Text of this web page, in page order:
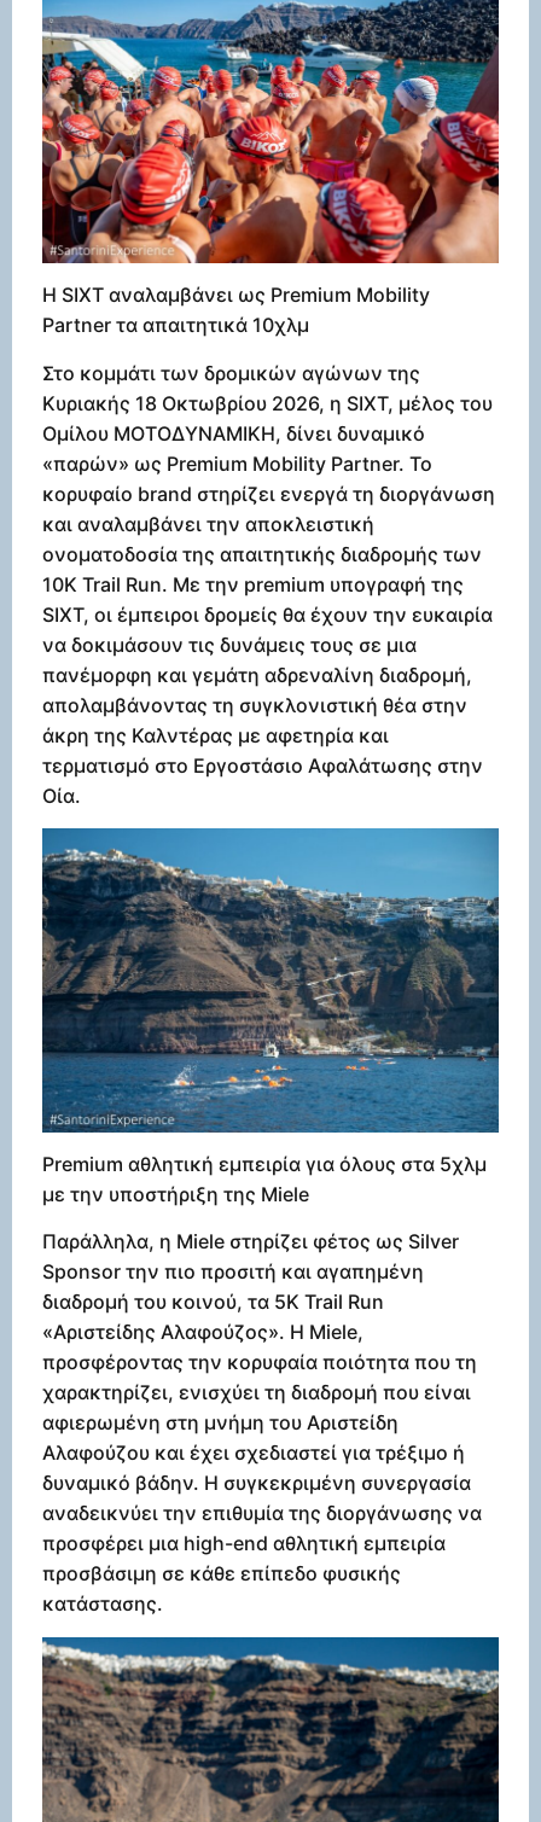
Η SIXT αναλαμβάνει ως Premium Mobility
Partner τα απαιτητικά 10χλμ
Στο κομμάτι των δρομικών αγώνων της
Κυριακής 18 Οκτωβρίου 2026, η SIXT, μέλος του
Ομίλου ΜΟΤΟΔΥΝΑΜΙΚΗ, δίνει δυναμικό
«παρών» ως Premium Mobility Partner. Το
κορυφαίο brand στηρίζει ενεργά τη διοργάνωση
και αναλαμβάνει την αποκλειστική
ονοματοδοσία της απαιτητικής διαδρομής των
10K Trail Run. Με την premium υπογραφή της
SIXT, οι έμπειροι δρομείς θα έχουν την ευκαιρία
να δοκιμάσουν τις δυνάμεις τους σε μια
πανέμορφη και γεμάτη αδρεναλίνη διαδρομή,
απολαμβάνοντας τη συγκλονιστική θέα στην
άκρη της Καλντέρας με αφετηρία και
τερματισμό στο Εργοστάσιο Αφαλάτωσης στην
Οία.
Premium αθλητική εμπειρία για όλους στα 5χλμ
με την υποστήριξη της Miele
Παράλληλα, η Miele στηρίζει φέτος ως Silver
Sponsor την πιο προσιτή και αγαπημένη
διαδρομή του κοινού, τα 5K Trail Run
«Αριστείδης Αλαφούζος». Η Miele,
προσφέροντας την κορυφαία ποιότητα που τη
χαρακτηρίζει, ενισχύει τη διαδρομή που είναι
αφιερωμένη στη μνήμη του Αριστείδη
Αλαφούζου και έχει σχεδιαστεί για τρέξιμο ή
δυναμικό βάδην. Η συγκεκριμένη συνεργασία
αναδεικνύει την επιθυμία της διοργάνωσης να
προσφέρει μια high-end αθλητική εμπειρία
προσβάσιμη σε κάθε επίπεδο φυσικής
κατάστασης.